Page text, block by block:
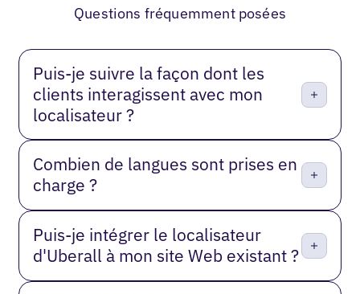
Questions fréquemment posées
Puis-je suivre la façon dont les
clients interagissent avec mon
localisateur ?
Combien de langues sont prises en
charge ?
Puis-je intégrer le localisateur
d'Uberall à mon site Web existant ?